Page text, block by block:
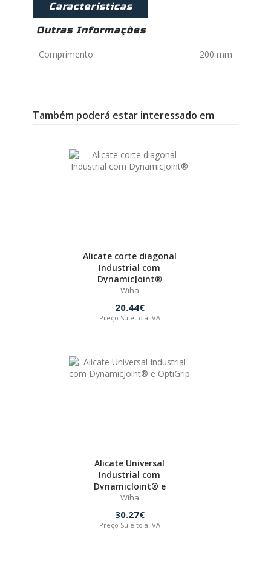
Caracteristicas
Outras Informações
Comprimento 200 mm
Também poderá estar interessado em
Alicate corte diagonal
Industrial com
DynamicJoint®
Wiha
20.44€
Preço Sujeito a IVA
Alicate Universal
Industrial com
DynamicJoint® e
OptiGrip
Wiha
30.27€
Preço Sujeito a IVA